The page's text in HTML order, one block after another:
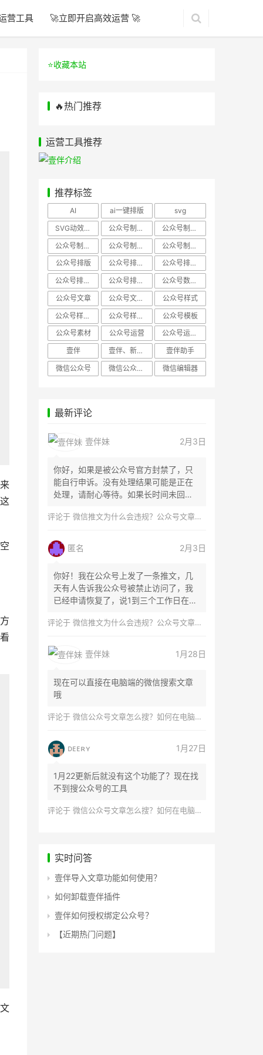
营工具 🚀立即开启高效运营 🚀
⭐️收藏本站
🔥热门推荐
运营工具推荐
推荐标签
AI ai一键排版
svg
SVG动效样式
公众号制作、公众号排版
公众号制作、公众号模板
公众号制作、微信编辑器
公众号制作，公众号排版
公众号制作，公众号排版、微信编辑器
公众号排版
公众号排版，公众号模板
公众号排版，公众号素材
公众号排版，微信编辑器
公众号排版，排版样式
公众号数据分析
公众号文章
公众号文章、公众号运营
公众号样式
公众号样式，微信公众号排版
公众号样式，微信编辑器
公众号模板
公众号素材
公众号运营
公众号运营，公众号编辑器
壹伴
壹伴、新媒体运营
壹伴助手
微信公众号
微信公众号，样式模板、公众号样式 微信编辑器
最新评论
壹伴妹 2月3日
你好，如果是被公众号官方封禁了，只
能自行申诉。没有处理结果可能是正在
处理，请耐心等待。如果长时间未回
评论于 微信推文为什么会违规？公众号文章怎么检测是否违规？
匿名 2月3日
你好！我在公众号上发了一条推文，几
天有人告诉我公众号被禁止访问了，我
已经申请恢复了，说1到三个工作日在微
评论于 微信推文为什么会违规？公众号文章怎么检测是否违规？
壹伴妹 1月28日
现在可以直接在电脑端的微信搜索文章
哦
评论于 微信公众号文章怎么搜？如何在电脑上搜索公众号文章？
ᴅᴇᴇʀʏ 1月27日
1月22更新后就没有这个功能了？现在找
不到搜公众号的工具
评论于 微信公众号文章怎么搜？如何在电脑上搜索公众号文章？
实时问答
壹伴导入文章功能如何使用？
如何卸载壹伴插件
壹伴如何授权绑定公众号？
【近期热门问题】